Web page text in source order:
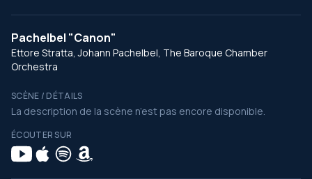
Pachelbel "Canon"
Ettore Stratta, Johann Pachelbel, The Baroque Chamber
Orchestra
SCÈNE / DÉTAILS
La description de la scène n’est pas encore disponible.
ÉCOUTER SUR